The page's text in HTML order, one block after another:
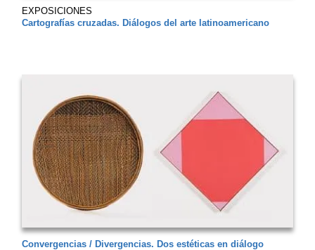
EXPOSICIONES
Cartografías cruzadas. Diálogos del arte latinoamericano
Convergencias / Divergencias. Dos estéticas en diálogo